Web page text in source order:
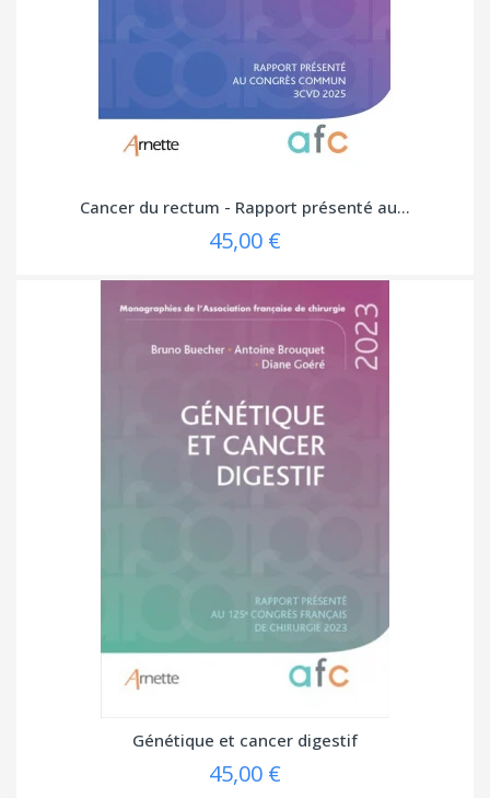
Cancer du rectum - Rapport présenté au...
45,00 €
Génétique et cancer digestif
45,00 €